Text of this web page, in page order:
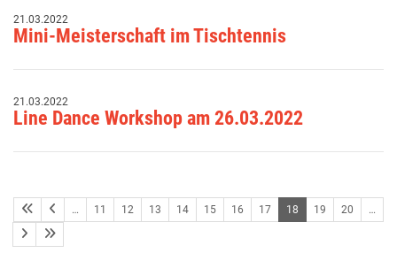
21.03.2022
Mini-Meisterschaft im Tischtennis
21.03.2022
Line Dance Workshop am 26.03.2022
… 11 12 13 14 15 16 17 18 19 20 …